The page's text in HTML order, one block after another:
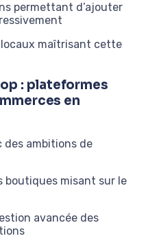
permettant d’ajouter
maîtrisant cette
: plateformes
en
des ambitions de
boutiques misant sur le
avancée des